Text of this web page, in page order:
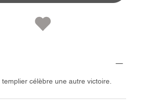
templier célèbre une autre victoire.